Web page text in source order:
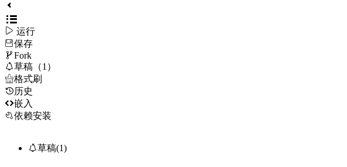
 运行
保存
Fork
草稿（1）
格式刷
历史
嵌入
依赖安装
草稿(1)